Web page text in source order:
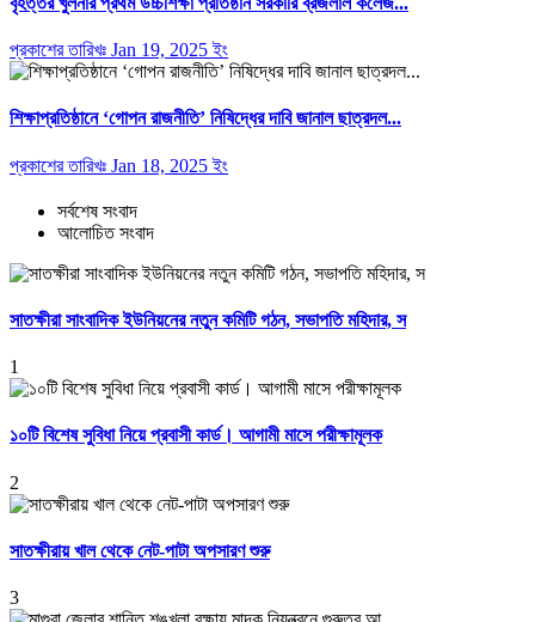
প্রকাশের তারিখঃ Jan 19, 2025 ইং
শিক্ষাপ্রতিষ্ঠানে ‘গোপন রাজনীতি’ নিষিদ্ধের দাবি জানাল ছাত্রদল...
প্রকাশের তারিখঃ Jan 18, 2025 ইং
সর্বশেষ সংবাদ
আলোচিত সংবাদ
সাতক্ষীরা সাংবাদিক ইউনিয়নের নতুন কমিটি গঠন, সভাপতি মহিদার, স
1
১০টি বিশেষ সুবিধা নিয়ে প্রবাসী কার্ড। আগামী মাসে পরীক্ষামূলক
2
সাতক্ষীরায় খাল থেকে নেট-পাটা অপসারণ শুরু
3